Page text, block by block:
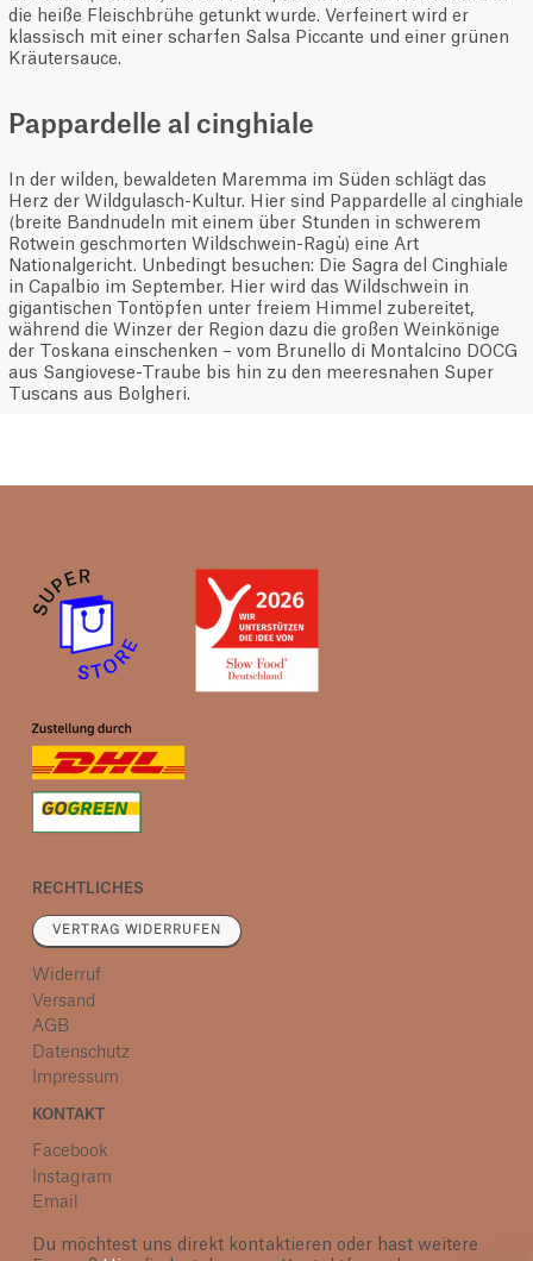
die heiße Fleischbrühe getunkt wurde. Verfeinert wird er
klassisch mit einer scharfen Salsa Piccante und einer grünen
Kräutersauce.
Pappardelle al cinghiale
In der wilden, bewaldeten Maremma im Süden schlägt das
Herz der Wildgulasch-Kultur. Hier sind Pappardelle al cinghiale
(breite Bandnudeln mit einem über Stunden in schwerem
Rotwein geschmorten Wildschwein-Ragù) eine Art
Nationalgericht. Unbedingt besuchen: Die Sagra del Cinghiale
in Capalbio im September. Hier wird das Wildschwein in
gigantischen Tontöpfen unter freiem Himmel zubereitet,
während die Winzer der Region dazu die großen Weinkönige
der Toskana einschenken – vom Brunello di Montalcino DOCG
aus Sangiovese-Traube bis hin zu den meeresnahen Super
Tuscans aus Bolgheri.
RECHTLICHES
VERTRAG WIDERRUFEN
Widerruf
Versand
AGB
Datenschutz
Impressum
KONTAKT
Facebook
Instagram
Email
Du möchtest uns direkt kontaktieren oder hast weitere